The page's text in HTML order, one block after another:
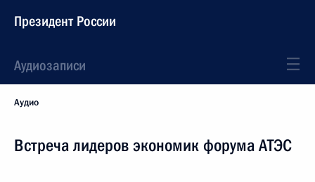
Президент России
Аудиозаписи
Аудио
Встреча лидеров экономик форума АТЭС